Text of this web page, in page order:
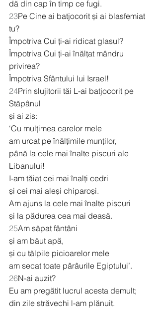
dă din cap în timp ce fugi.
23Pe Cine ai batjocorit și ai blasfemiat
tu?
Împotriva Cui ți-ai ridicat glasul?
Împotriva Cui ți-ai înălțat mândru
privirea?
Împotriva Sfântului lui Israel!
24Prin slujitorii tăi L-ai batjocorit pe
Stăpânul
și ai zis:
‘Cu mulțimea carelor mele
am urcat pe înălțimile munților,
până la cele mai înalte piscuri ale
Libanului!
I-am tăiat cei mai înalți cedri
și cei mai aleși chiparoși.
Am ajuns la cele mai înalte piscuri
și la pădurea cea mai deasă.
25Am săpat fântâni
și am băut apă,
și cu tălpile picioarelor mele
am secat toate pârâurile Egiptului’.
26N-ai auzit?
Eu am pregătit lucrul acesta demult;
din zile străvechi l-am plănuit.